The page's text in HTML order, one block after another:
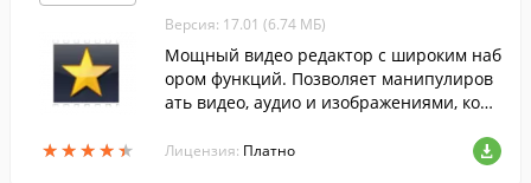
★★★★★
★★★★★
Версия: 17.01 (6.74 МБ)
Мощный видео редактор с широким наб
ором функций. Позволяет манипулиров
ать видео, аудио и изображениями, корр
Лицензия: Платно